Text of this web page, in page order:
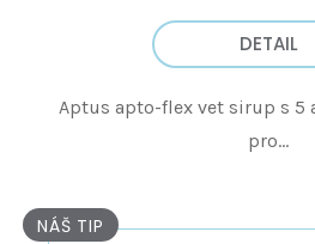
DETAIL
Aptus apto-flex vet sirup s
pro...
NÁŠ TIP